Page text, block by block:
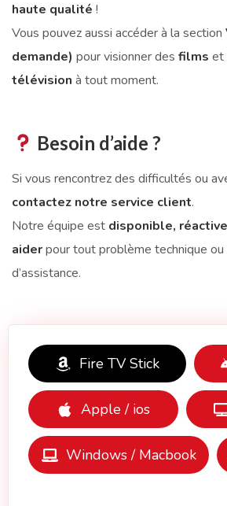
haute qualité !
Vous pouvez aussi accéder à la section
demande) pour visionner des films et
télévision à tout moment.
Besoin d’aide ?
Si vous rencontrez des difficultés ou
contactez notre service client.
Notre équipe est disponible,
aiderpour tout problème technique ou
d’assistance.
Fire TV Stick
Apple / ios
Windows / Macbook